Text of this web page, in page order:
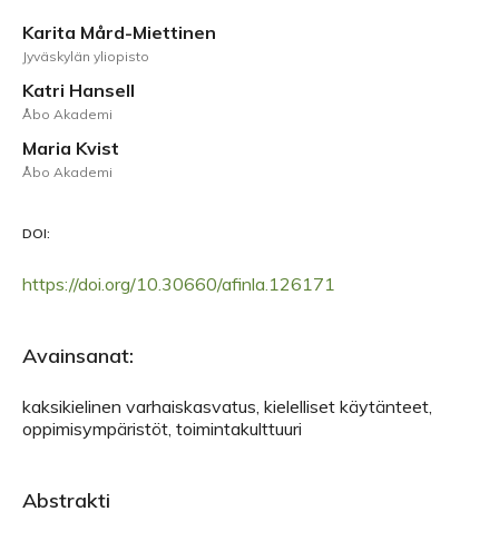
Karita Mård-Miettinen
Jyväskylän yliopisto
Katri Hansell
Åbo Akademi
Maria Kvist
Åbo Akademi
DOI:
https://doi.org/10.30660/afinla.126171
Avainsanat:
kaksikielinen varhaiskasvatus, kielelliset käytänteet,
oppimisympäristöt, toimintakulttuuri
Abstrakti